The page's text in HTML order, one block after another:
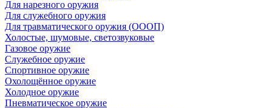
Для нарезного оружия
Для служебного оружия
Для травматического оружия (ОООП)
Холостые, шумовые, светозвуковые
Газовое оружие
Служебное оружие
Спортивное оружие
Охолощённое оружие
Холодное оружие
Пневматическое оружие